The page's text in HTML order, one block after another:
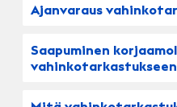
Ajanvaraus
Saapuminen
vahinkotarkastukseen